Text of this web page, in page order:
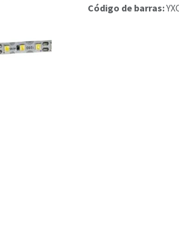
Código de barras: